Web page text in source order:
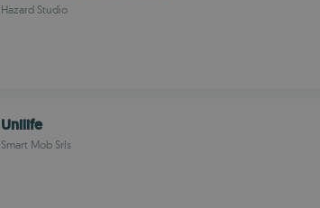
Hazard Studio
Unilife
Smart Mob Srls